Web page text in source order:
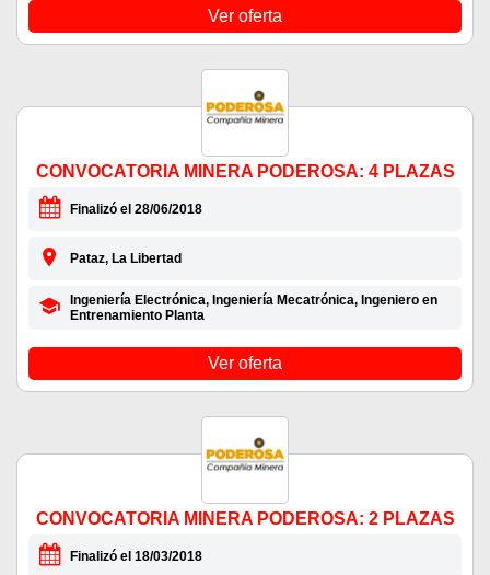
Ver oferta
CONVOCATORIA MINERA PODEROSA: 4 PLAZAS
Finalizó el 28/06/2018
Pataz, La Libertad
Ingeniería Electrónica, Ingeniería Mecatrónica, Ingeniero en
Entrenamiento Planta
Ver oferta
CONVOCATORIA MINERA PODEROSA: 2 PLAZAS
Finalizó el 18/03/2018